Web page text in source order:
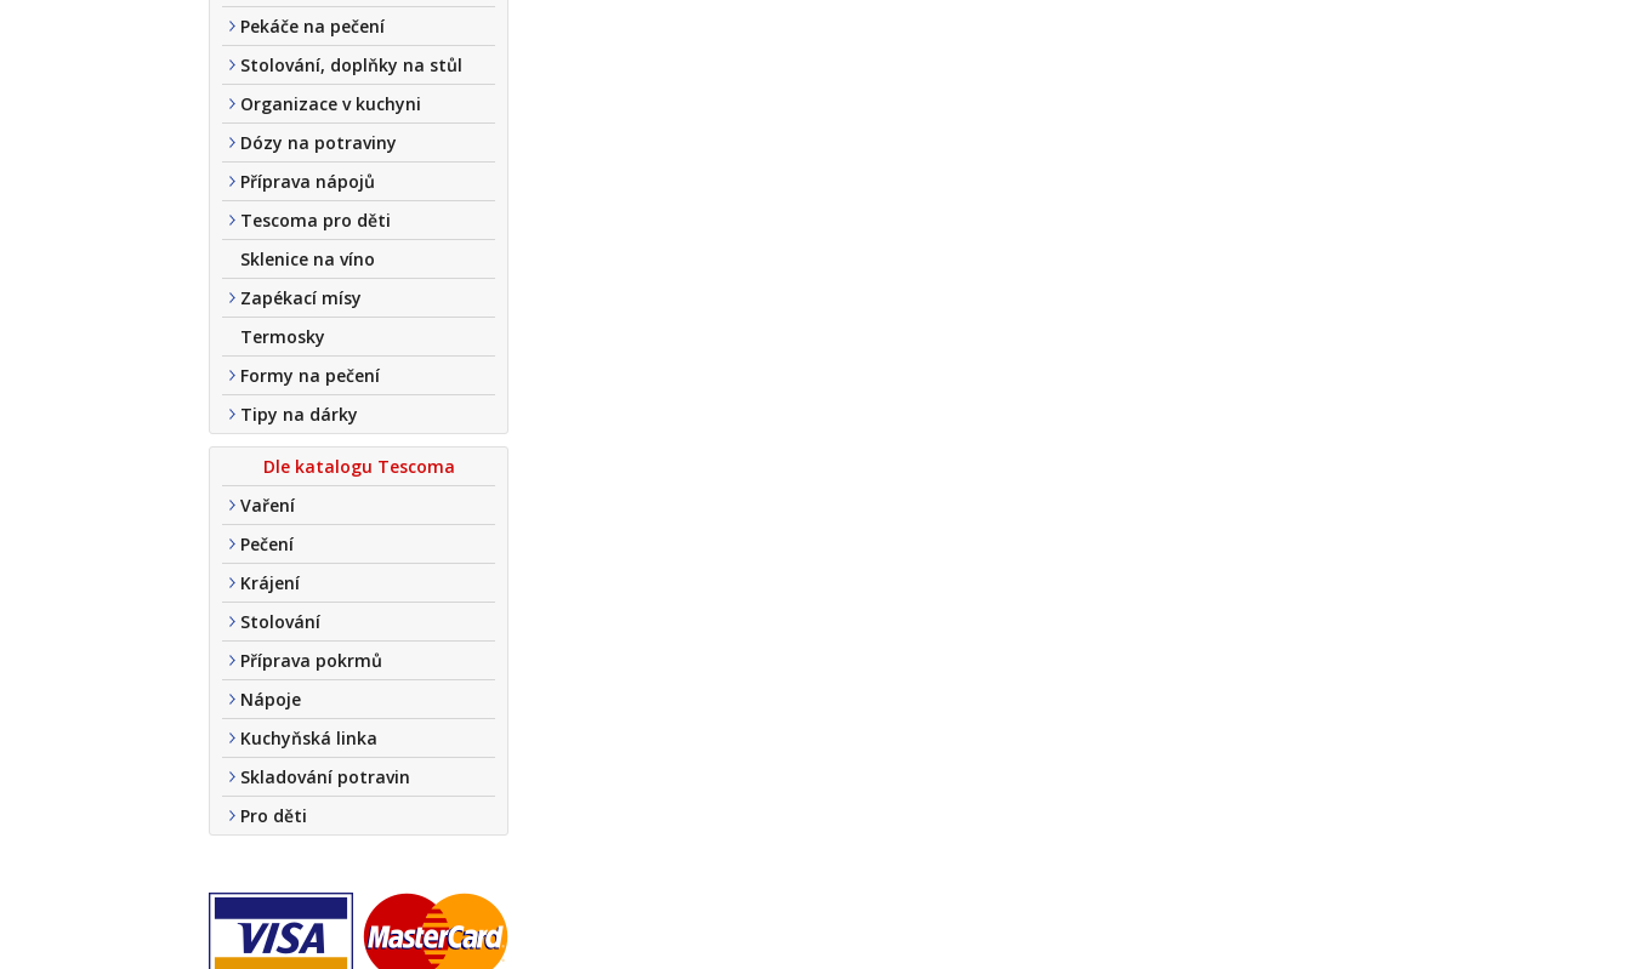
Pekáče na pečení
Stolování, doplňky na stůl
Organizace v kuchyni
Dózy na potraviny
Příprava nápojů
Tescoma pro děti
Sklenice na víno
Zapékací mísy
Termosky
Formy na pečení
Tipy na dárky
Dle katalogu Tescoma
Vaření
Pečení
Krájení
Stolování
Příprava pokrmů
Nápoje
Kuchyňská linka
Skladování potravin
Pro děti